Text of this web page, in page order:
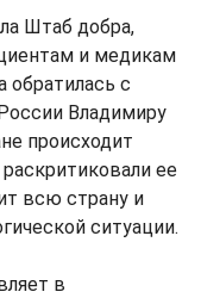
Штаб добра,
и медикам
обратилась с
Владимиру
происходит
ее
всю страну и
ситуации.
в